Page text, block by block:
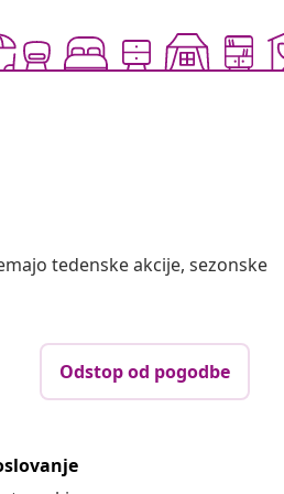
tedenske akcije, sezonske
Odstop od pogodbe